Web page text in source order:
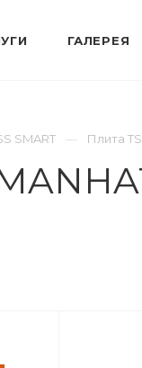
ГАЛЕРЕЯ
SMART Плита